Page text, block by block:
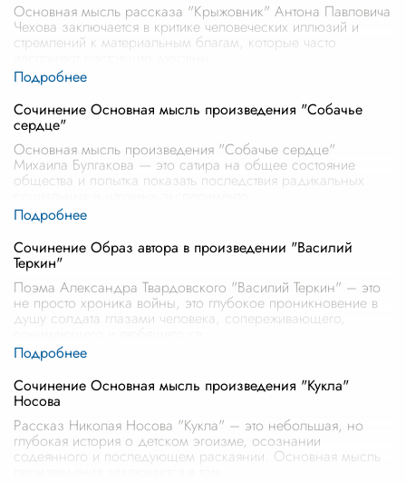
Основная мысль рассказа "Крыжовник" Антона Павловича
Чехова заключается в критике человеческих иллюзий и
стремлений к материальным благам, которые часто
Сочинение Основная мысль произведения "Собачье
сердце"
Основная мысль произведения "Собачье сердце"
Михаила Булгакова — это сатира на общее состояние
общества и попытка показать последствия радикальных
Сочинение Образ автора в произведении "Василий
Теркин"
Поэма Александра Твардовского "Василий Теркин" – это
не просто хроника войны, это глубокое проникновение в
душу солдата глазами человека, сопереживающего,
Сочинение Основная мысль произведения "Кукла"
Носова
Рассказ Николая Носова "Кукла" – это небольшая, но
глубокая история о детском эгоизме, осознании
содеянного и последующем раскаянии. Основная мысль